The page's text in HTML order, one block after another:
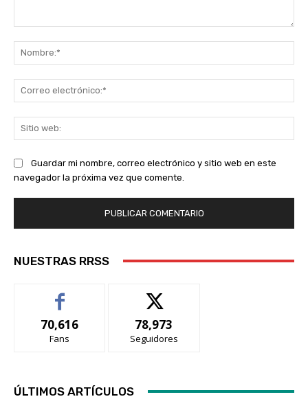
Guardar mi nombre, correo electrónico y sitio web en este
navegador la próxima vez que comente.
NUESTRAS RRSS
70,616
Fans
78,973
Seguidores
ÚLTIMOS ARTÍCULOS